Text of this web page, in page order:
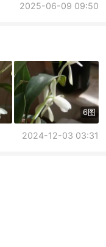
2025-06-09 09:50
6图
2024-12-03 03:31